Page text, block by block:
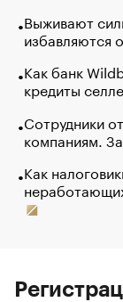
Выживают
избавляются
Как банк
кредиты
Сотрудники
компаниям.
Как